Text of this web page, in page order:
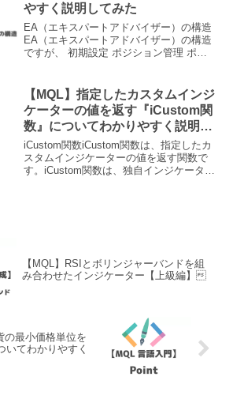
やすく説明してみた
EA（エキスパートアドバイザー）の構造
EA（エキスパートアドバイザー）の構造
ですが、 初期設定 ポジション管理 ポジ
ードで書くことで、立派なEAが出来あが
ります。基...
【MQL】指定したカスタムインジ
ケーターの値を返す『iCustom関
数』についてわかりやすく説明し
てみた
iCustom関数iCustom関数は、指定したカ
スタムインジケーターの値を返す関数で
す。iCustom関数は、独自インジケーター
【MQL】RSIとボリンジャーバンドを組
み合わせたインジケーター【上級編】
の最小価格単位を
いてわかりやすく